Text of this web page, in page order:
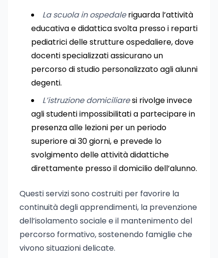
La scuola in ospedaleriguarda l’attività
educativa e didattica svolta presso i reparti
pediatrici delle strutture ospedaliere, dove
docenti specializzati assicurano un
percorso di studio personalizzato agli alunni
degenti.
L’istruzione domiciliaresi rivolge invece
agli studenti impossibilitati a partecipare in
presenza alle lezioni per un periodo
superiore ai 30 giorni, e prevede lo
svolgimento delle attività didattiche
direttamente presso il domicilio dell’alunno.
Questi servizi sono costruiti per favorire la
continuità degli apprendimenti, la prevenzione
dell’isolamento sociale e il mantenimento del
percorso formativo, sostenendo famiglie che
vivono situazioni delicate.